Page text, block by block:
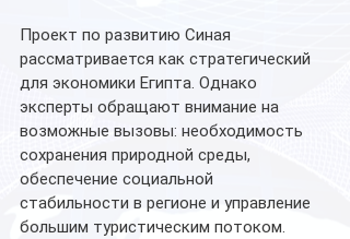
Проект по развитию Синая
рассматривается как стратегический
для экономики Египта. Однако
эксперты обращают внимание на
возможные вызовы: необходимость
сохранения природной среды,
обеспечение социальной
стабильности в регионе и управление
большим туристическим потоком.